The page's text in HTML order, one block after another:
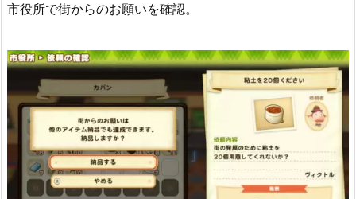
市役所で街からのお願いを確認。